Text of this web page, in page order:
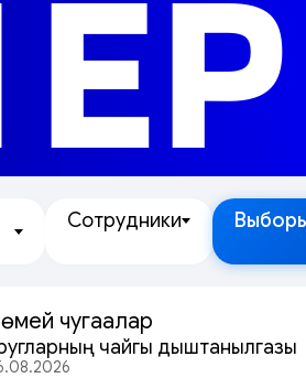
Сотрудники
чугаалар
чайгы дыштанылгазы